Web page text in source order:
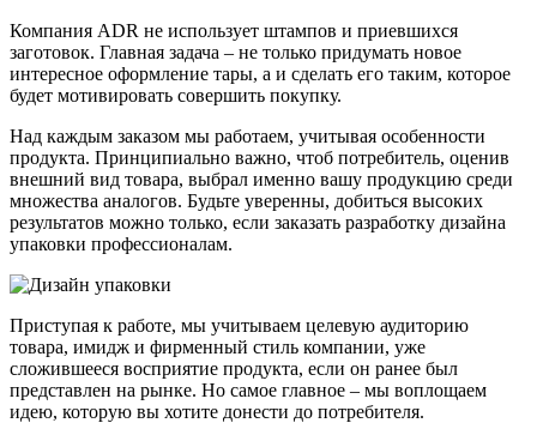
Компания ADR не использует штампов и приевшихся
заготовок. Главная задача – не только придумать новое
интересное оформление тары, а и сделать его таким, которое
будет мотивировать совершить покупку.
Над каждым заказом мы работаем, учитывая особенности
продукта. Принципиально важно, чтоб потребитель, оценив
внешний вид товара, выбрал именно вашу продукцию среди
множества аналогов. Будьте уверенны, добиться высоких
результатов можно только, если заказать разработку дизайна
упаковки профессионалам.
Приступая к работе, мы учитываем целевую аудиторию
товара, имидж и фирменный стиль компании, уже
сложившееся восприятие продукта, если он ранее был
представлен на рынке. Но самое главное – мы воплощаем
идею, которую вы хотите донести до потребителя.